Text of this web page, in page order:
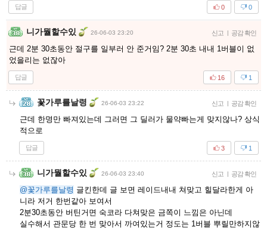
답글 0
0
니가뭘할수있 26-06-03 23:20 신고 | 공감 확인
근데 2분 30초동안 절구를 일부러 안 준거임? 2분 30초 내내 1버블이 없
었을리는 없잖아
답글 1
16
꽃가루를날령 26-06-03 23:22 신고 | 공감 확인
근데 한명만 빠져있는데 그러면 그 딜러가 물약빠는게 맞지않나? 상식
적으로
답글 1
3
니가뭘할수있 26-06-03 23:40 신고 | 공감 확인
@꽃가루를날령 글킨한데 글 보면 레이드내내 쳐맞고 힐달라한게 아
니라 저거 한번같아 보여서
2분30초동안 버틴거면 숙코라 다쳐맞은 금쪽이 느낌은 아닌데
실수해서 관문당 한 번 맞아서 까여있는거 정도는 1버블 뿌릴만하지않